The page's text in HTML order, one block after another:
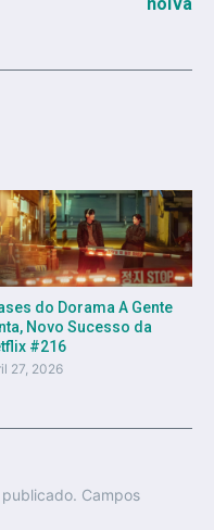
noiva
do Dorama A Gente
Novo Sucesso da
#216
27, 2026
Campos